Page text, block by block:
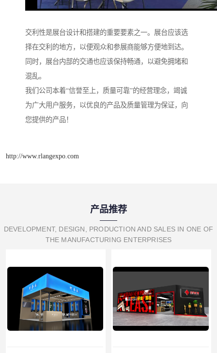
交利性是展台设计和搭建的重要要素之一。展台应该选
择在交利的地方，以便观众和参展商能够方便地到达。
同时，展台内部的交通也应该保持畅通，以避免拥堵和
混乱。
我们公司本着“信誉至上，质量可靠”的经营理念，竭诚
为广大用户服务，以优良的产品及质量管理为保证，向
您提供的产品！
http://www.rlangexpo.com
产品推荐
DEVELOPMENT, DESIGN, PRODUCTION AND SALES IN ONE OF
THE MANUFACTURING ENTERPRISES